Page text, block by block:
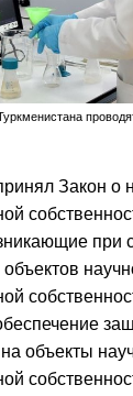
Закон о
при
объекты